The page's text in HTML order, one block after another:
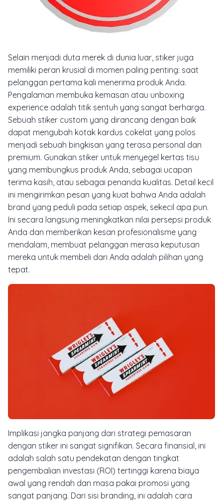
Selain menjadi duta merek di dunia luar, stiker juga
memiliki peran krusial di momen paling penting: saat
pelanggan pertama kali menerima produk Anda.
Pengalaman membuka kemasan atau unboxing
experience adalah titik sentuh yang sangat berharga.
Sebuah stiker custom yang dirancang dengan baik
dapat mengubah kotak kardus cokelat yang polos
menjadi sebuah bingkisan yang terasa personal dan
premium. Gunakan stiker untuk menyegel kertas tisu
yang membungkus produk Anda, sebagai ucapan
terima kasih, atau sebagai penanda kualitas. Detail kecil
ini mengirimkan pesan yang kuat bahwa Anda adalah
brand yang peduli pada setiap aspek, sekecil apa pun.
Ini secara langsung meningkatkan nilai persepsi produk
Anda dan memberikan kesan profesionalisme yang
mendalam, membuat pelanggan merasa keputusan
mereka untuk membeli dari Anda adalah pilihan yang
tepat.
Implikasi jangka panjang dari strategi pemasaran
dengan stiker ini sangat signifikan. Secara finansial, ini
adalah salah satu pendekatan dengan tingkat
pengembalian investasi (ROI) tertinggi karena biaya
awal yang rendah dan masa pakai promosi yang
sangat panjang. Dari sisi branding , ini adalah cara